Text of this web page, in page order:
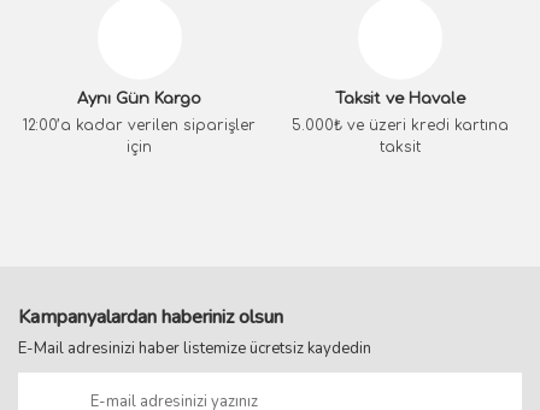
Aynı Gün Kargo
12:00’a kadar verilen siparişler
için
Taksit ve Havale
5.000₺ ve üzeri kredi kartına
taksit
Kampanyalardan haberiniz olsun
E-Mail adresinizi haber listemize ücretsiz kaydedin